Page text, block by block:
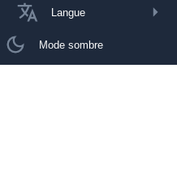
Langue
Mode sombre